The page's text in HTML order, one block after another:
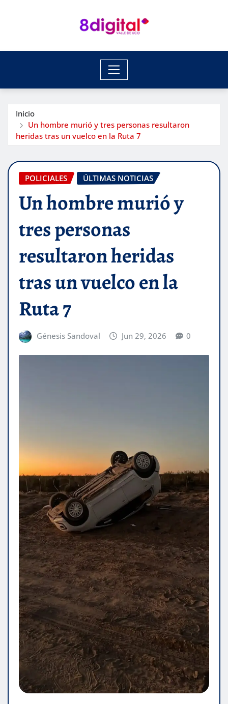
Inicio
Un hombre murió y tres personas resultaron
heridas tras un vuelco en la Ruta 7
POLICIALES ÚLTIMAS NOTICIAS
Un hombre murió y
tres personas
resultaron heridas
tras un vuelco en la
Ruta 7
Génesis Sandoval Jun 29, 2026 0